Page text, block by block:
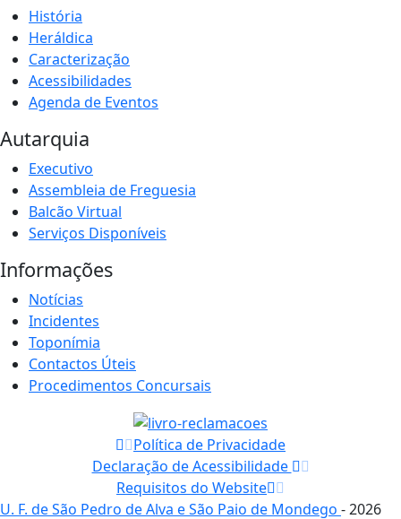
História
Heráldica
Caracterização
Acessibilidades
Agenda de Eventos
Autarquia
Executivo
Assembleia de Freguesia
Balcão Virtual
Serviços Disponíveis
Informações
Notícias
Incidentes
Toponímia
Contactos Úteis
Procedimentos Concursais
Política de Privacidade
Declaração de Acessibilidade
Requisitos do Website
U. F. de São Pedro de Alva e São Paio de Mondego - 2026